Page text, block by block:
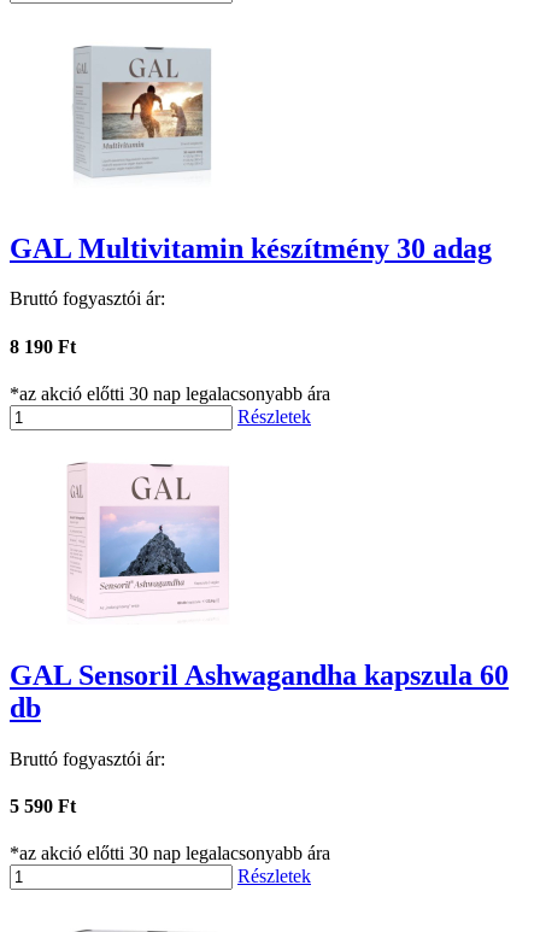
GAL Multivitamin készítmény 30 adag
Bruttó fogyasztói ár:
8 190 Ft
*az akció előtti 30 nap legalacsonyabb ára
Részletek
GAL Sensoril Ashwagandha kapszula 60
db
Bruttó fogyasztói ár:
5 590 Ft
*az akció előtti 30 nap legalacsonyabb ára
Részletek